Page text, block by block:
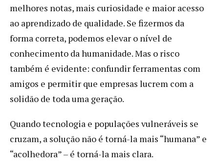
melhores notas, mais curiosidade e maior acesso
ao aprendizado de qualidade. Se fizermos da
forma correta, podemos elevar o nível de
conhecimento da humanidade. Mas o risco
também é evidente: confundir ferramentas com
amigos e permitir que empresas lucrem com a
solidão de toda uma geração.
Quando tecnologia e populações vulneráveis se
cruzam, a solução não é torná-la mais “humana” e
“acolhedora” – é torná-la mais clara.